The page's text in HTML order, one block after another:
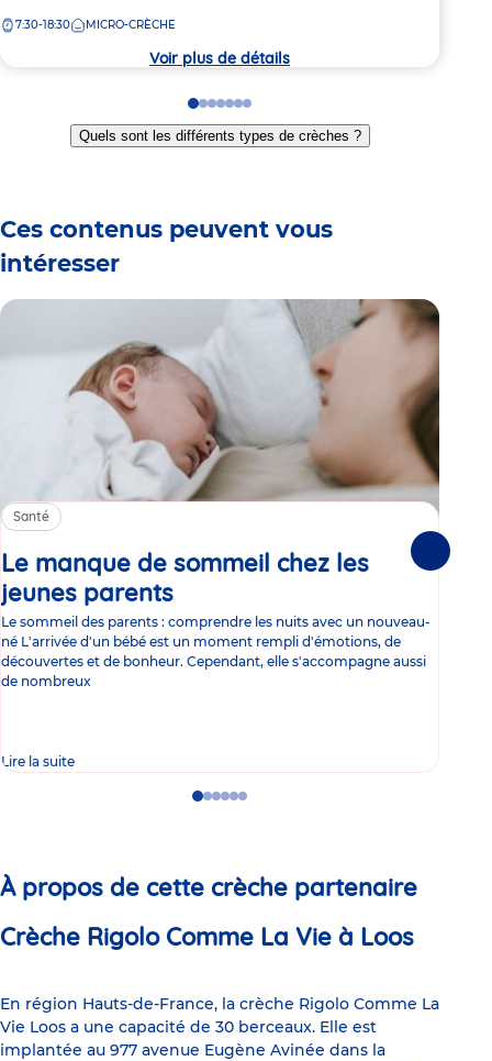
la 7:30-18:30 MICRO-CRÈCHE
Voir plus de détails
Go
to
slide
Go
to
slide
Go
to
slide
Go
to
slide
Go
to
slide
Go
to
slide
Go
to
slide
Quels sont les différents types de crèches ?
Ces contenus peuvent vous
intéresser
Santé
Le manque de sommeil chez les
jeunes parents
Le sommeil des parents : comprendre les nuits avec un nouveau-
né L'arrivée d'un bébé est un moment rempli d'émotions, de
découvertes et de bonheur. Cependant, elle s'accompagne aussi
de nombreux
Lire la suite
GoGoGoGo
GoGo
À propos de cette crèche partenaire
Crèche Rigolo Comme La Vie à Loos
En région Hauts-de-France, la crèche Rigolo Comme La
Vie Loos a une capacité de 30 berceaux. Elle est
implantée au 977 avenue Eugène Avinée dans la